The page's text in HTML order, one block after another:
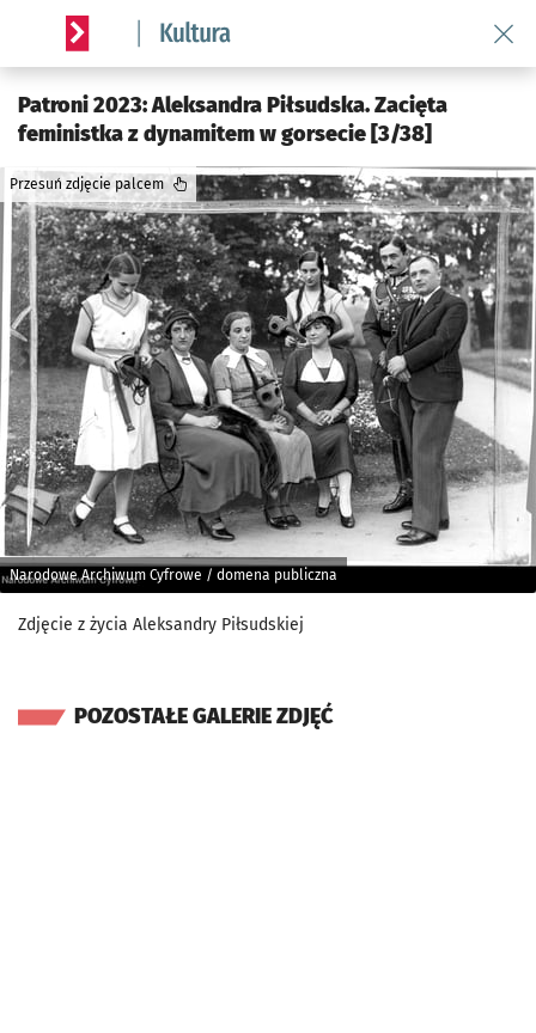
Serwis informacyjny wroclaw.pl podserwis: Kultura
Patroni 2023: Aleksandra Piłsudska. Zacięta
feministka z dynamitem w gorsecie [3/38]
Narodowe Archiwum Cyfrowe / domena publiczna
Przesuń zdjęcie palcem
Zdjęcie z życia Aleksandry Piłsudskiej
POZOSTAŁE GALERIE ZDJĘĆ